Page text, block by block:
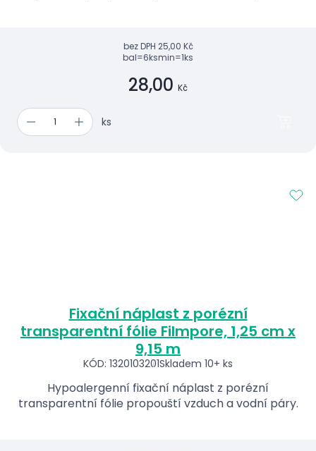
bez DPH 25,00 Kč
bal=6ksmin=1ks
28,00 Kč
ks
Fixační náplast z porézní
transparentní fólie Filmpore, 1,25 cm x
9,15 m
KÓD: 1320103201Skladem 10+ ks
Hypoalergenní fixační náplast z porézní
transparentní fólie propouští vzduch a vodní páry.